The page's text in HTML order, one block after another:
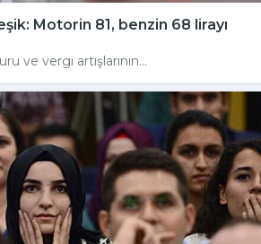
Motorin 81, benzin 68 lirayı
ve vergi artışlarının...